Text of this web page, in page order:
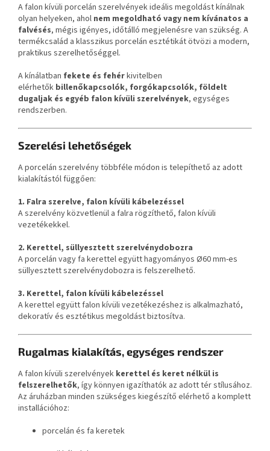
A falon kívüli porcelán szerelvények ideális megoldást kínálnak
olyan helyeken, ahol nem megoldható vagy nem kívánatos a
falvésés, mégis igényes, időtálló megjelenésre van szükség. A
termékcsalád a klasszikus porcelán esztétikát ötvözi a modern,
praktikus szerelhetőséggel.
A kínálatban fekete és fehérkivitelben
elérhetők billenőkapcsolók, forgókapcsolók, földelt
dugaljak és egyéb falon kívüli szerelvények, egységes
rendszerben.
Szerelési lehetőségek
A porcelán szerelvény többféle módon is telepíthető az adott
kialakítástól függően:
1. Falra szerelve, falon kívüli kábelezéssel
A szerelvény közvetlenül a falra rögzíthető, falon kívüli
vezetékekkel.
2. Kerettel, süllyesztett szerelvénydobozra
A porcelán vagy fa kerettel együtt hagyományos Ø60 mm-es
süllyesztett szerelvénydobozra is felszerelhető.
3. Kerettel, falon kívüli kábelezéssel
A kerettel együtt falon kívüli vezetékezéshez is alkalmazható,
dekoratív és esztétikus megoldást biztosítva.
Rugalmas kialakítás, egységes rendszer
A falon kívüli szerelvények kerettel és keret nélkül is
felszerelhetők, így könnyen igazíthatók az adott tér stílusához.
Az áruházban minden szükséges kiegészítő elérhető a komplett
installációhoz:
porcelán és fa keretek